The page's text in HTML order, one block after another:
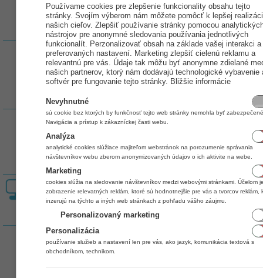
aplikovanie rôznych
motivačných
nástrojov pre
zvýšenie vernosti a
obratov zákazníkov.
Odbyt (CRM)
Odbytové a
dodávateľské
doklady: objednávky,
ponuky, zápožicky,
úlohy, cenové dopyty,
objednávky a ďalšie.
Áno Áno Áno
ON-LINE
Umožňuje priamy
predaj na
podporované fiskálne
zariadenia rovno z
aplikácie.
zariadenie)
zariadenie)
(lic. na
POS
Pokladňa
Dotykový predaj v
obchodnom alebo
reštauračnom režime.
Áno Áno
Servis
Komplexná agenda
servisných opráv,
Používame cookies pre zlepšenie funkcionality obsahu tejto
stránky. Svojím výberom nám môžete pomôcť k lepšej
našich cieľov. Zlepšiť používanie stránky pomocou
nástrojov pre anonymné sledovania používania jednotlivých
funkcionalít. Perzonalizovať obsah na základe vašej interakci a
preferovaných nastavení. Marketing zlepšiť cielenú reklamu a
relevantnú pre vás. Údaje tak môžu byť anonymne zdielané
našich partnerov, ktorý nám dodávajú technologické vybavenie
softvér pre fungovanie tejto stránky. Bližšie informácie
Nevyhnutné
sú cookie bez ktorých by funkčnosť tejto web stránky nemohla byť
Navigácia a prístup k zákazníckej časti webu.
Analýza
analytické cookies slúžiace majiteľom webstránok na porozumenie správania
návštevníkov webu zberom anonymizovaných údajov o ich aktivite na webe.
Marketing
cookies slúžia na sledovanie návštevníkov medzi webovými stránkami. Účelom
zobrazenie relevatných reklám, ktoré sú hodnotnejšie pre vás a tvorcov reklám,
inzerujú na týchto a iných web stránkach z pohľadu vášho záujmu.
Personalizovaný marketing
Personalizácia
používanie služieb a nastavení len pre vás, ako jazyk, komunikácia textová s
obchodníkom, technikom.